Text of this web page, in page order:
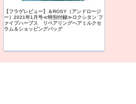
【フラゲレビュー】＆ROSY（アンドロージ
ー）2021年1月号≪特別付録≫ロクシタン フ
ァイブハーブス リペアリングヘアミルクセ
ラム＆ショッピングバッグ